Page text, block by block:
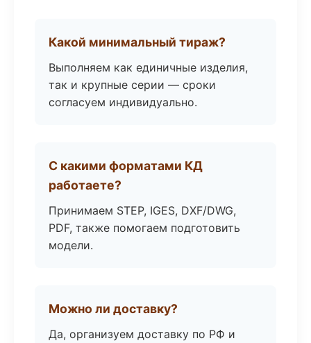
Какой минимальный тираж?
Выполняем как единичные изделия,
так и крупные серии — сроки
согласуем индивидуально.
С какими форматами КД
работаете?
Принимаем STEP, IGES, DXF/DWG,
PDF, также помогаем подготовить
модели.
Можно ли доставку?
Да, организуем доставку по РФ и